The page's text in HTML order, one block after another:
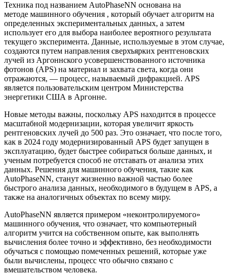
Техника под названием AutoPhaseNN основана на
методе машинного обучения , который обучает алгоритм на
определенных экспериментальных данных, а затем
использует его для выбора наиболее вероятного результата
текущего эксперимента. Данные, используемые в этом случае,
создаются путем направления сверхъярких рентгеновских
лучей из Аргоннского усовершенствованного источника
фотонов (APS) на материал и захвата света, когда они
отражаются, — процесс, называемый дифракцией. APS
является пользовательским центром Министерства
энергетики США в Аргонне.
Новые методы важны, поскольку APS находится в процессе
масштабной модернизации, которая увеличит яркость
рентгеновских лучей до 500 раз. Это означает, что после того,
как в 2024 году модернизированный APS будет запущен в
эксплуатацию, будет быстрее собираться больше данных, и
ученым потребуется способ не отставать от анализа этих
данных. Решения для машинного обучения, такие как
AutoPhaseNN, станут жизненно важной частью более
быстрого анализа данных, необходимого в будущем в APS, а
также на аналогичных объектах по всему миру.
AutoPhaseNN является примером «неконтролируемого»
машинного обучения, что означает, что компьютерный
алгоритм учится на собственном опыте, как выполнять
вычисления более точно и эффективно, без необходимости
обучаться с помощью помеченных решений, которые уже
были вычислены, процесс что обычно связано с
вмешательством человека.